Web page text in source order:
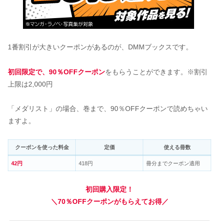
1番割引が大きいクーポンがあるのが、DMMブックスです。
初回限定で、90％OFFクーポンをもらうことができます。※割引
上限は2,000円
「メダリスト」の場合、巻まで、90％OFFクーポンで読めちゃい
ますよ。
クーポンを使った料金 定価 使える冊数
42円 418円 冊分までクーポン適用
初回購入限定！
＼70％OFFクーポンがもらえてお得／